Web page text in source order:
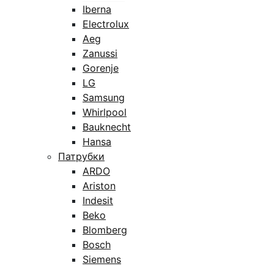
Iberna
Electrolux
Aeg
Zanussi
Gorenje
LG
Samsung
Whirlpool
Bauknecht
Hansa
Патрубки
ARDO
Ariston
Indesit
Beko
Blomberg
Bosch
Siemens